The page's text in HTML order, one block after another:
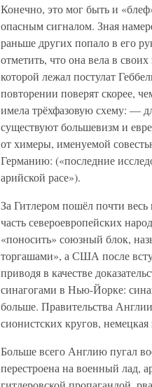
Конечно, это мог быть и
опасным сигналом. Зная
раньше других попало в его
отметить, что она вела в
которой лежал постулат
повторении поверят скорее,
имела трёхфазовую схему: —
существуют большевизм и
от химеры, именуемой
Германию: («последние
арийской расе»).
За Гитлером пошёл почти весь
часть североевропейских
«поносить» союзный блок,
торгашами», а США после
приводя в качестве
синагогами в Нью-Йорке:
больше. Правительства
сионистских кругов, немецкая
Больше всего Англию пугал
перестроена на военный лад,